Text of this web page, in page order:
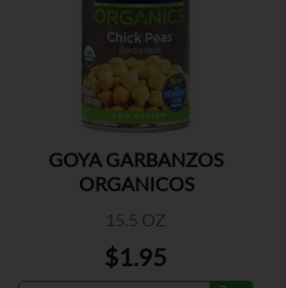
GOYA GARBANZOS
ORGANICOS
15.5 OZ
$1.95